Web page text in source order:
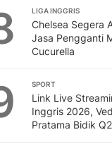
LIGA INGGRIS
Chelsea Segera
Jasa Pengganti
Cucurella
SPORT
Link Live
Inggris 2026,
Pratama Bidik Q2